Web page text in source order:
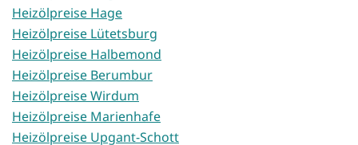
Heizölpreise Hage
Heizölpreise Lütetsburg
Heizölpreise Halbemond
Heizölpreise Berumbur
Heizölpreise Wirdum
Heizölpreise Marienhafe
Heizölpreise Upgant-Schott